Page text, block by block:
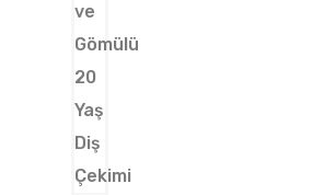
ve
Gömülü
20
Yaş
Diş
Çekimi